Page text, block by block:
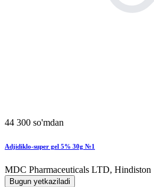
44 300 so'mdan
Adjidiklo-super gel 5% 30g №1
MDC Pharmaceuticals LTD, Hindiston
Bugun yetkaziladi